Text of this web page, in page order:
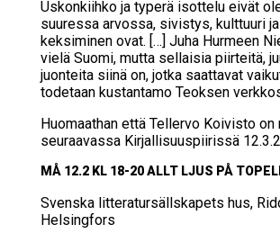
Uskonkiihko ja typerä isottelu eivät
suuressa arvossa, sivistys, kulttuuri
keksiminen ovat. […] Juha Hurmeen
vielä Suomi, mutta sellaisia piirteitä,
juonteita siinä on, jotka saattavat
todetaan kustantamo Teoksen
Huomaathan että Tellervo Koivisto on
seuraavassa Kirjallisuuspiirissä
MÅ 12.2 KL 18-20 ALLT LJUS PÅ
Svens­ka lit­te­ra­tur­sälls­ka­pets hus,
Hel­sing­fors